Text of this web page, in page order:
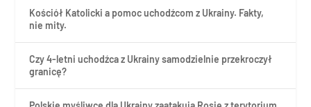
Kościół Katolicki a pomoc uchodźcom z Ukrainy. Fakty,
nie mity.
Czy 4-letni uchodźca z Ukrainy samodzielnie przekroczył
granicę?